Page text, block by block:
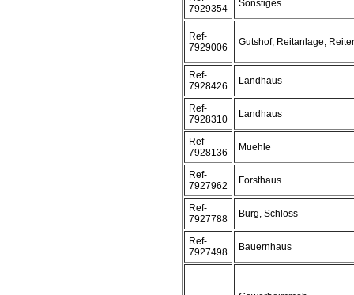
7929354
Sonstiges
Ref-
7929006
Gutshof, Reitanlage,
Ref-
7928426
Landhaus
Ref-
7928310
Landhaus
Ref-
7928136
Muehle
Ref-
7927962
Forsthaus
Ref-
7927788
Burg, Schloss
Ref-
7927498
Bauernhaus